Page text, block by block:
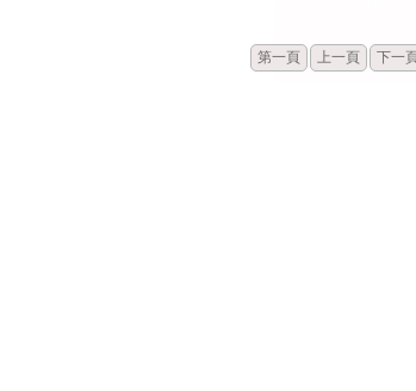
第一頁 上一頁 下一